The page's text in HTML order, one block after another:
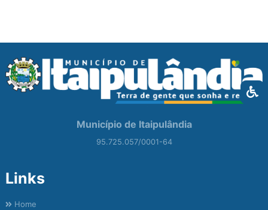
Município de Itaipulândia
95.725.057/0001-64
Links
Home